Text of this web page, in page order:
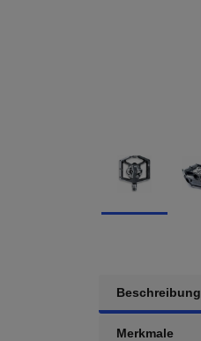
Beschreibung
Merkmale